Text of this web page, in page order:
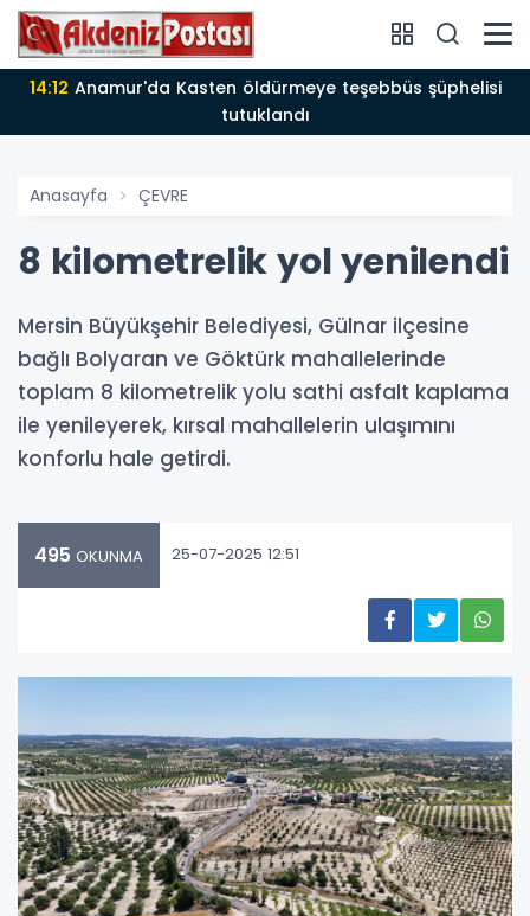
14:12
tutuklandı
Anasayfa ÇEVRE
8 kilometrelik yol yenilendi
Mersin Büyükşehir Belediyesi, Gülnar ilçesine
bağlı Bolyaran ve Göktürk mahallelerinde
toplam 8 kilometrelik yolu sathi asfalt kaplama
ile yenileyerek, kırsal mahallelerin ulaşımını
konforlu hale getirdi.
495 OKUNMA 25-07-2025 12:51